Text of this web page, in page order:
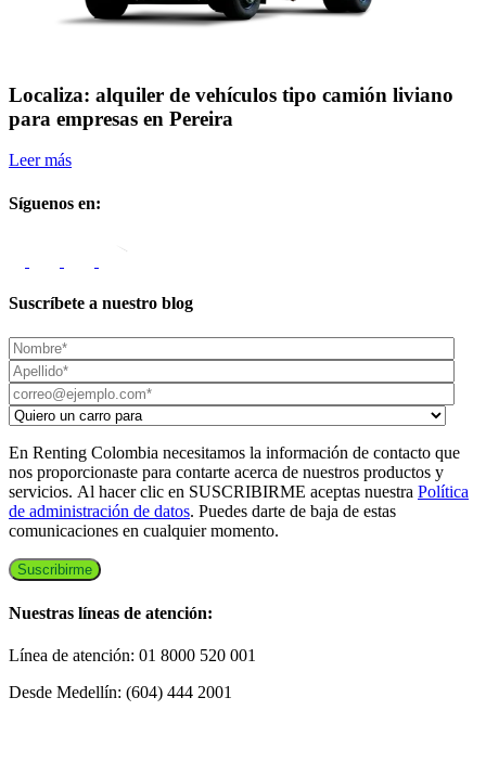
Localiza: alquiler de vehículos tipo camión liviano
para empresas en Pereira
Leer más
Síguenos en:
Suscríbete a nuestro blog
En Renting Colombia necesitamos la información de contacto que
nos proporcionaste para contarte acerca de nuestros productos y
servicios. Al hacer clic en SUSCRIBIRME aceptas nuestra Política
de administración de datos. Puedes darte de baja de estas
comunicaciones en cualquier momento.
Nuestras líneas de atención:
Línea de atención: 01 8000 520 001
Desde Medellín: (604) 444 2001